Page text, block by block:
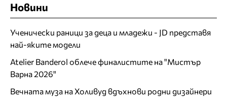
Новини
Ученически раници за деца и младежи - JD представя
най-яките модели
Atelier Banderol облече финалистите на "Мистър
Варна 2026"
Вечната муза на Холивуд вдъхнови родни дизайнери